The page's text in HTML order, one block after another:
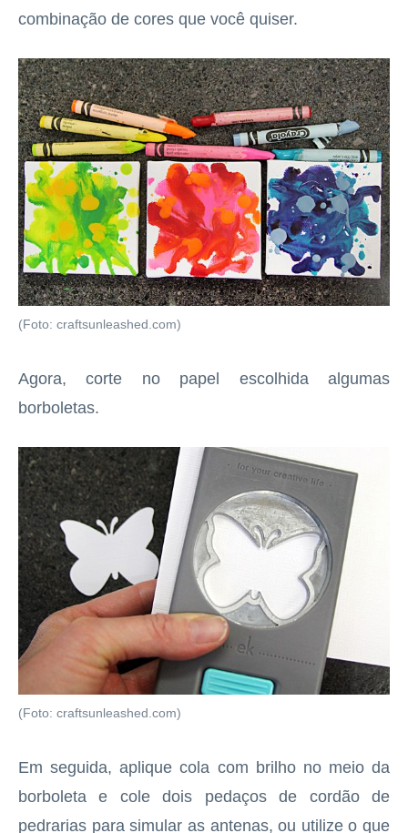
combinação de cores que você quiser.
(Foto: craftsunleashed.com)
Agora, corte no papel escolhida algumas
borboletas.
(Foto: craftsunleashed.com)
Em seguida, aplique cola com brilho no meio da
borboleta e cole dois pedaços de cordão de
pedrarias para simular as antenas, ou utilize o que